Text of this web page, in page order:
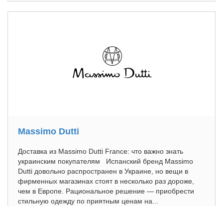
Massimo Dutti
Доставка из Massimo Dutti France: что важно знать
украинским покупателям Испанский бренд Massimo
Dutti довольно распространен в Украине, но вещи в
фирменных магазинах стоят в несколько раз дороже,
чем в Европе. Рациональное решение — приобрести
стильную одежду по приятным ценам на...